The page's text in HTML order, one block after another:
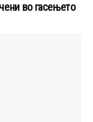
во гасењето